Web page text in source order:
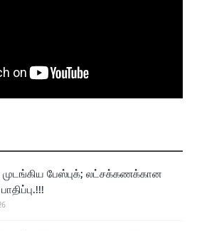
பேஸ்புக்; லட்சக்கணக்கான